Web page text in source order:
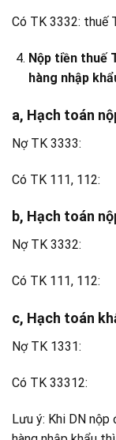
Có TK 3332: thuế
Nộp tiền thuế
hàng nhập
a, Hạch toán
Nợ TK 3333:
Có TK 111, 112:
b, Hạch toán
Nợ TK 3332:
Có TK 111, 112:
c, Hạch toán
Nợ TK 1331:
Có TK 33312:
Lưu ý: Khi DN